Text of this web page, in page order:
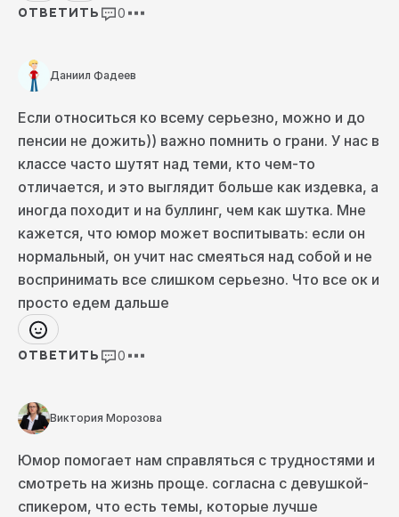
О чём шутить нельзя
Анна Фокина
В рамках своей профессии совершенно точно
мы не шутим о религии, политике, каких-то
геополитических вещах. Хотя каждый из нас
может вспомнить несколько очень смешных
анекдотов на этот счёт, я уверена в этом.
полов: как о сексе в целом, так и о мужчинах
и женщинах. Стереотипы на этот счёт могут
быть тоже очень обидны.
Важно
или физиологических особенностях. Не
смеёмся над увечьями или какими-то
особенностями развития. Это будет совсем
ОТВЕТИТЬ 0
Даниил Фадеев
Если относиться ко всему серьезно, можно и до
пенсии не дожить)) важно помнить о грани. У нас в
классе часто шутят над теми, кто чем-то
отличается, и это выглядит больше как издевка, а
иногда походит и на буллинг, чем как шутка. Мне
кажется, что юмор может воспитывать: если он
нормальный, он учит нас смеяться над собой и не
воспринимать все слишком серьезно. Что все ок и
просто едем дальше
ОТВЕТИТЬ 0
Виктория Морозова
Юмор помогает нам справляться с трудностями и
смотреть на жизнь проще. согласна с девушкой-
спикером, что есть темы, которые лучше